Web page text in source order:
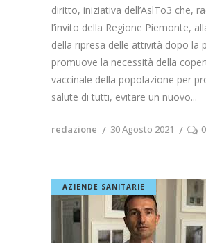
diritto, iniziativa dell’AslTo3 che,
l’invito della Regione Piemonte,
della ripresa delle attività dopo la
promuove la necessità della
vaccinale della popolazione per
salute di tutti, evitare un nuovo
redazione 30 Agosto 2021 0
AZIENDE SANITARIE